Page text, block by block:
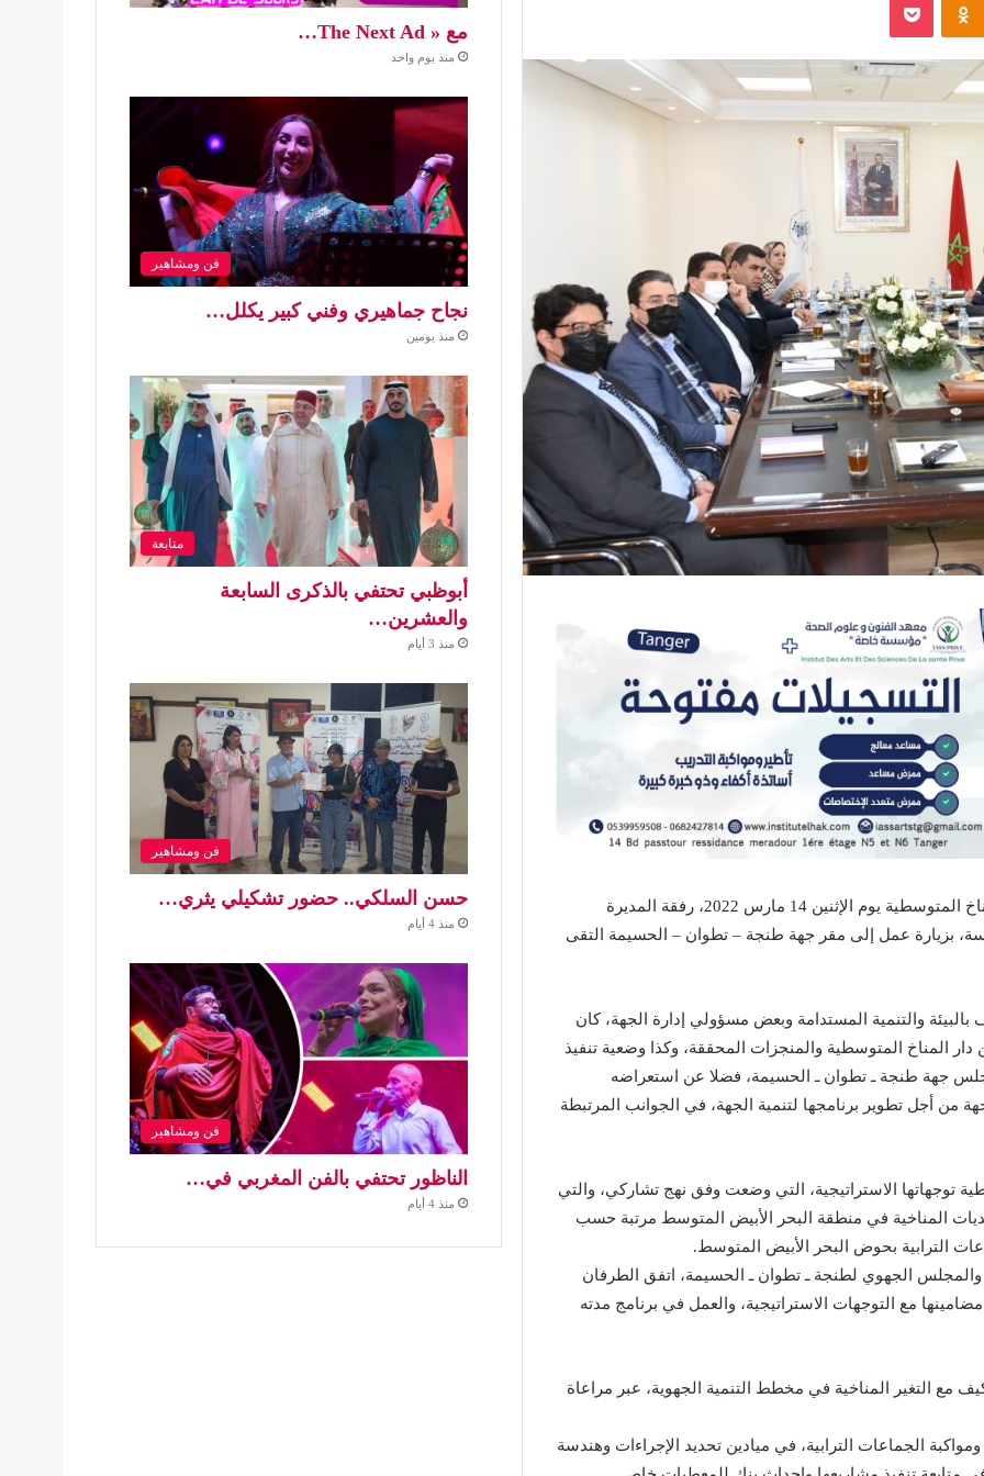
قام الدكتور عبد العظيم الحافي رئيس مؤسسة دار المناخ المتوسطية يوم الإثنين 14 مارس 2022، رفقة المديرة
بزيارة عمل إلى مقر جهة طنجة – تطوان – الحسيمة التقى
والتنمية المستدامة وبعض مسؤولي إدارة الجهة، كان
المناخ المتوسطية والمنجزات المحققة، وكذا وضعية تنفيذ
جهة طنجة ـ تطوان ـ الحسيمة، فضلا عن استعراضه
من أجل تطوير برنامجها لتنمية الجهة، في الجوانب المرتبطة
توجهاتها الاستراتيجية، التي وضعت وفق نهج تشاركي، والتي
المناخية في منطقة البحر الأبيض المتوسط مرتبة حسب
الترابية بحوض البحر الأبيض المتوسط.
الجهوي لطنجة ـ تطوان ـ الحسيمة، اتفق الطرفان
مع التوجهات الاستراتيجية، والعمل في برنامج مدته
مع التغير المناخية في مخطط التنمية الجهوية، عبر مراعاة
الجماعات الترابية، في ميادين تحديد الإجراءات وهندسة
مع « The Next Ad…
منذ يوم واحد
فن ومشاهير
نجاح جماهيري وفني كبير يكلل…
منذ يومين
متابعة
أبوظبي تحتفي بالذكرى السابعة
والعشرين…
منذ 3 أيام
فن ومشاهير
حسن السلكي.. حضور تشكيلي يثري…
منذ 4 أيام
فن ومشاهير
الناظور تحتفي بالفن المغربي في…
منذ 4 أيام